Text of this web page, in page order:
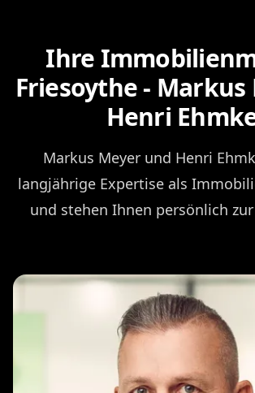
Ihre
Friesoythe - Markus
Henri
Markus Meyer und Henri
langjährige Expertise als
und stehen Ihnen persönlich